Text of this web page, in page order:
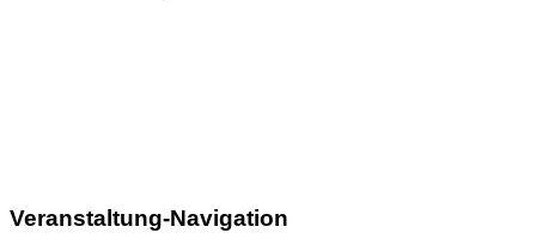
Veranstaltung-Navigation